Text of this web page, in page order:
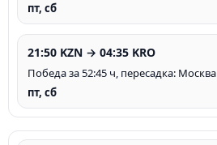
пт, сб
21:50 KZN → 04:35 KRO
Победа за 52:45 ч, пересадка: Москва
пт, сб